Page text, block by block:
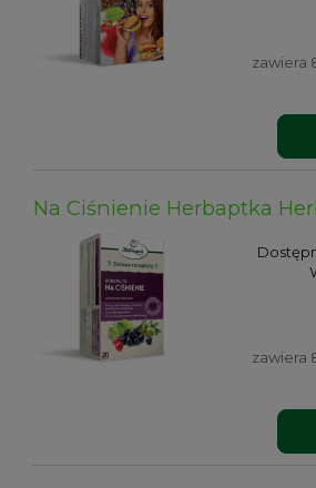
zawiera
Na Ciśnienie Herbaptka
zawiera